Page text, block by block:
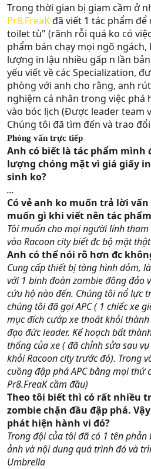
Trong thời gian bị giam cầm ở
Pr8.FreaKđã viết 1 tác phẩm
toilet tù" (rãnh rỗi quá ko có
phẩm bán chạy mọi ngõ ngách,
lượng in lậu nhiều gấp n lần
yếu viết về các Specialization,
phòng với anh cho rằng, anh
nghiệm cá nhân trong việc phá
vào bóc lịch (Được leader team
Chúng tôi đã tìm đến và trao
Phỏng vấn trực tiếp
Anh có biết là tác phẩm mình
lượng chóng mặt vì giá giấy
sinh ko?
...
Có vẻ anh ko muốn trả lời
muốn gì khi viết nên tác
Tôi muốn cho mọi người lính
vào Racoon city biết đc bộ mặt
Anh có thể nói rõ hơn đc
Cung cấp thiết bị tàng hình dỏm,
với 1 binh đoàn zombie đông đảo
cứu hộ nào đến. Chúng tôi nổ lực
chúng tôi đã gọi APC ( 1 chiếc xe
mục đích cướp xe thoát khỏi
đạo đức leader. Kế hoạch bất
thống của xe ( đã chỉnh sửa sau
khỏi Racoon city trước đó). Trong
cuồng đập phá APC bằng mọi thứ
Pr8.FreaK cầm đầu)
Theo tôi biết thì có rất nhiều
zombie chặn đầu đập phá.
phát hiện hành vi đó?
Trong đội của tôi đã có 1 tên
ảnh và nội dung quá trình đó và
Umbrella